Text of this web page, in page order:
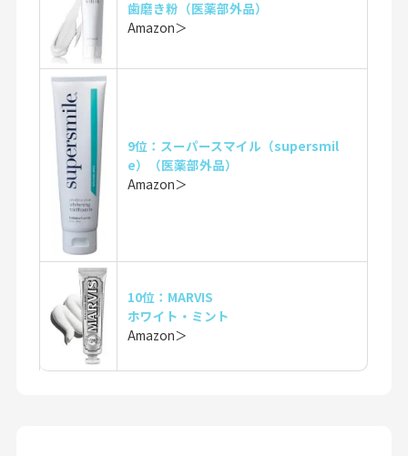
歯磨き粉（医薬部外品）
Amazon＞
9位：スーパースマイル（supersmil
e）（医薬部外品）
Amazon＞
10位：MARVIS
ホワイト・ミント
Amazon＞